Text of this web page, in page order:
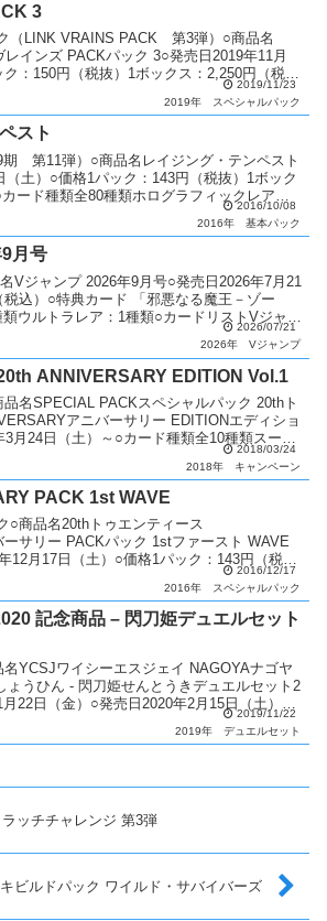
3
（LINK VRAINS PACK 第3弾）○商品名
インズ PACKパック 3○発売日2019年11月
：150円（税抜）1ボックス：2,250円（税
2019/11/23
2019年
スペシャルパック
スト
期 第11弾）○商品名レイジング・テンペスト
（土）○価格1パック：143円（税抜）1ボック
ード種類全80種類ホログラフィックレア：1
2016/10/08
2016年
基本パック
月号
Vジャンプ 2026年9月号○発売日2026年7月21
税込）○特典カード 「邪悪なる魔王－ゾー
ウルトラレア：1種類○カードリストVジャン
2026/07/21
2026年
Vジャンプ
ANNIVERSARY EDITION Vol.1
名SPECIAL PACKスペシャルパック 20thト
アニバーサリー EDITIONエディショ
3月24日（土）～○カード種類全10種類スーパ
2018/03/24
2018年
キャンペーン
PACK 1st WAVE
○商品名20thトゥエンティース
サリー PACKパック 1stファースト WAVE
12月17日（土）○価格1パック：143円（税
2016/12/17
2016年
スペシャルパック
記念商品 – 閃刀姫デュエルセット
YCSJワイシーエスジェイ NAGOYAナゴヤ
ょうひん - 閃刀姫せんとうきデュエルセット2
22日（金）○発売日2020年2月15日（土）○
2019/11/22
2019年
デュエルセット
ッチチャレンジ 第3弾
ビルドパック ワイルド・サバイバーズ